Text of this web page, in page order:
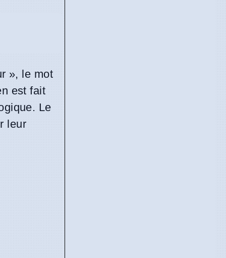
», le mot
est fait
Le
leur